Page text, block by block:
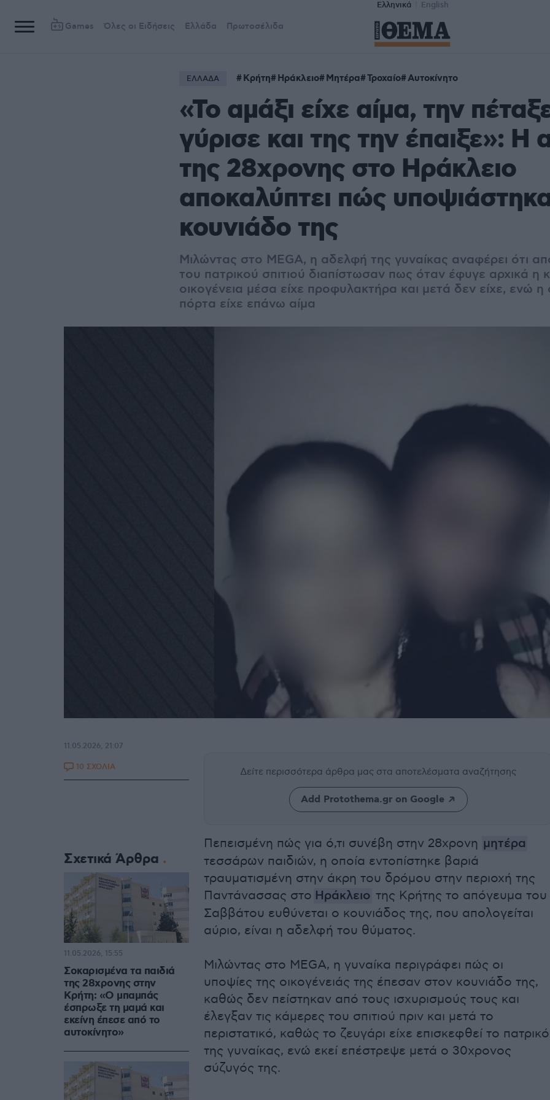
Ελληνικά English
Games Όλες οι Ειδήσεις Ελλάδα Πρωτοσέλιδα
ΕΛΛΑΔΑ Κρήτη Ηράκλειο Μητέρα Τροχαίο Αυτοκίνητο
«Το αμάξι είχε αίμα, την
γύρισε και της την έπαιξε»: Η
της 28χρονης στο Ηράκλειο
αποκαλύπτει πώς
κουνιάδο της
Μιλώντας στο MEGA, η αδελφή της γυναίκας αναφέρει ότι
του πατρικού σπιτιού διαπίστωσαν πως όταν έφυγε αρχικά η
οικογένεια μέσα είχε προφυλακτήρα και μετά δεν είχε, ενώ
πόρτα είχε επάνω αίμα
Δείτε περισσότερα άρθρα μας στα αποτελέσματα αναζήτησης
Add Protothema.gr on Google
Πεπεισμένη πώς για ό,τι συνέβη στην 28χρονη μητέρα
τεσσάρων παιδιών, η οποία εντοπίστηκε βαριά
τραυματισμένη στην άκρη του δρόμου στην περιοχή της
Παντάνασσας στο Ηράκλειο της Κρήτης το απόγευμα του
Σαββάτου ευθύνεται ο κουνιάδος της, που απολογείται
αύριο, είναι η αδελφή του θύματος.
Μιλώντας στο MEGA, η γυναίκα περιγράφει πώς οι
υποψίες της οικογένειάς της έπεσαν στον κουνιάδο της,
καθώς δεν πείστηκαν από τους ισχυρισμούς τους και
έλεγξαν τις κάμερες του σπιτιού πριν και μετά το
περιστατικό, καθώς το ζευγάρι είχε επισκεφθεί το πατρικό
της γυναίκας, ενώ εκεί επέστρεψε μετά ο 30χρονος
σύζυγός της.
11.05.2026, 21:07
10 ΣΧΟΛΙΑ
Σχετικά Άρθρα
Σοκαρισμένα τα παιδιά
της 28χρονης στην
Κρήτη: «Ο μπαμπάς
έσπρωξε τη μαμά και
εκείνη έπεσε από το
αυτοκίνητο»
11.05.2026, 15:55